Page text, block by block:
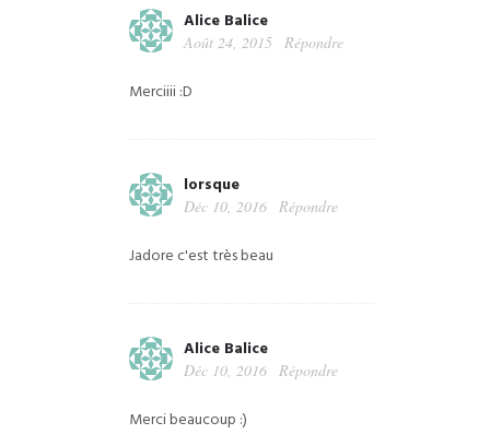
Alice Balice
Août 24, 2015 Répondre
Merciiii :D
lorsque
Déc 10, 2016 Répondre
Jadore c'est très beau
Alice Balice
Déc 10, 2016 Répondre
Merci beaucoup :)